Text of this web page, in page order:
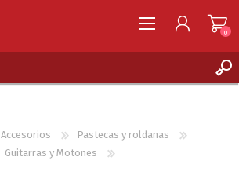
0
Accesorios
Pastecas y roldanas
Guitarras y Motones